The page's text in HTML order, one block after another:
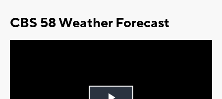
CBS 58 Weather Forecast